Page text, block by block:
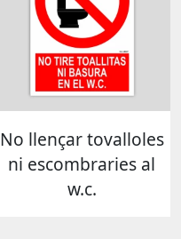
No llençar tovalloles
ni escombraries al
w.c.